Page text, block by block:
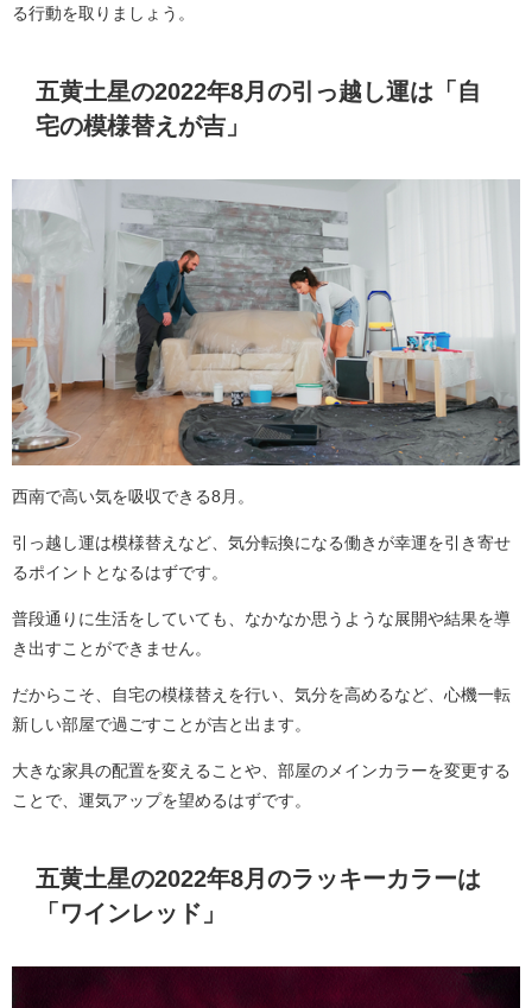
る行動を取りましょう。
五黄土星の2022年8月の引っ越し運は「自
宅の模様替えが吉」
西南で高い気を吸収できる8月。
引っ越し運は模様替えなど、気分転換になる働きが幸運を引き寄せ
るポイントとなるはずです。
普段通りに生活をしていても、なかなか思うような展開や結果を導
き出すことができません。
だからこそ、自宅の模様替えを行い、気分を高めるなど、心機一転
新しい部屋で過ごすことが吉と出ます。
大きな家具の配置を変えることや、部屋のメインカラーを変更する
ことで、運気アップを望めるはずです。
五黄土星の2022年8月のラッキーカラーは
「ワインレッド」